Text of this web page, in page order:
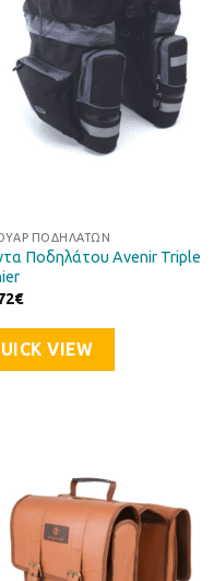
ΠΟΔΗΛΆΤΩΝ
Ποδηλάτου Avenir Triple
€
VIEW
Επιθυμιών